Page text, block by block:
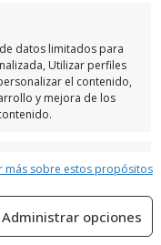
datos limitados para
Utilizar perfiles
el contenido,
y mejora de los
de la
más sobre estos propósitos
Administrar opciones
de
el sistema